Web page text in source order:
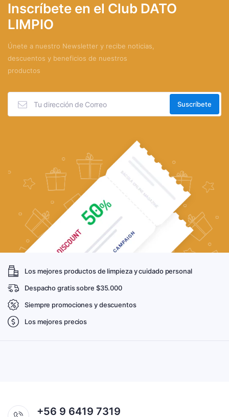
Inscríbete en el Club DATO
LIMPIO
Únete a nuestro Newsletter y recibe noticias,
descuentos y beneficios de nuestros
productos
Los mejores productos de limpieza y cuidado personal
Despacho gratis sobre $35.000
Siempre promociones y descuentos
Los mejores precios
+56 9 6419 7319